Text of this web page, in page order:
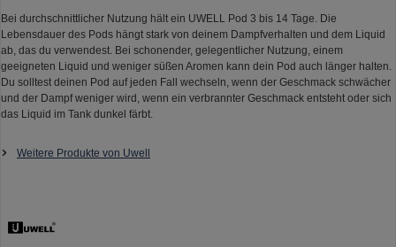
Bei durchschnittlicher Nutzung hält ein UWELL Pod 3 bis 14 Tage. Die
Lebensdauer des Pods hängt stark von deinem Dampfverhalten und dem Liquid
ab, das du verwendest. Bei schonender, gelegentlicher Nutzung, einem
geeigneten Liquid und weniger süßen Aromen kann dein Pod auch länger halten.
Du solltest deinen Pod auf jeden Fall wechseln, wenn der Geschmack schwächer
und der Dampf weniger wird, wenn ein verbrannter Geschmack entsteht oder sich
das Liquid im Tank dunkel färbt.
Weitere Produkte von Uwell